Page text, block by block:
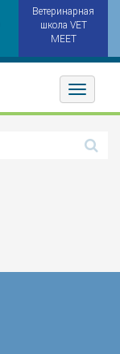
Ветеринарная
школа VET
MEET
Toggler